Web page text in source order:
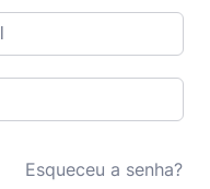
Esqueceu a senha?